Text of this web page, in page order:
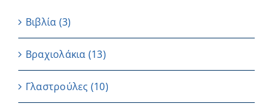
Βιβλία (3)
Βραχιολάκια (13)
Γλαστρούλες (10)